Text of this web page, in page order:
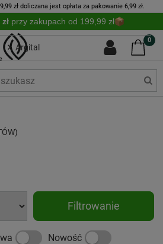
zł doliczana jest opłata za pakowanie 6,99 zł.
przy zakupach od 199,99 zł
0
Argital
Filtrowanie
Nowość